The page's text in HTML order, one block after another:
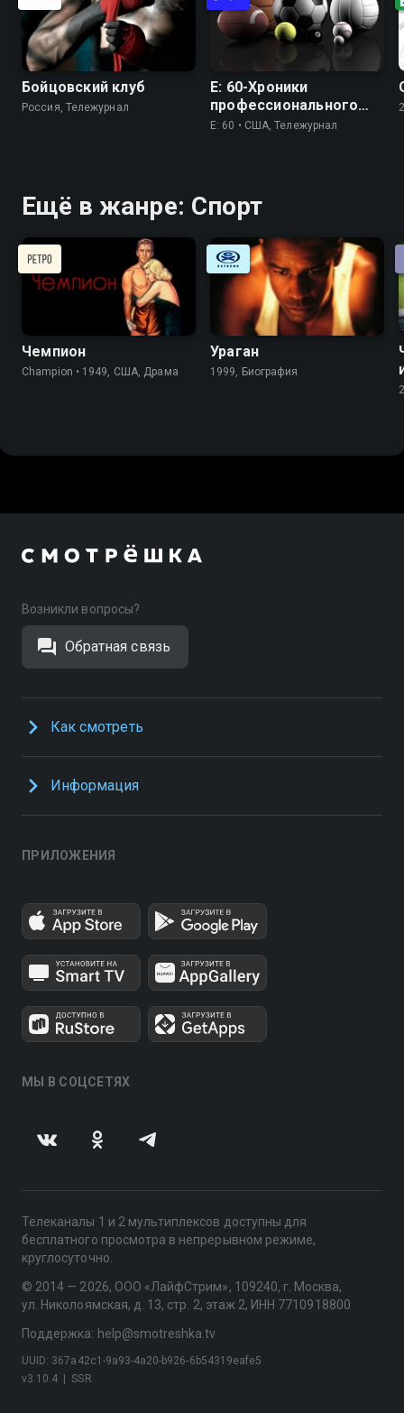
Бойцовский клуб
Россия, Тележурнал
Е: 60-Хроники
профессионального
спорта
E: 60 • США, Тележурнал
Ещё в жанре: Спорт
Чемпион
Champion • 1949, США, Драма
Ураган
1999, Биография
Возникли вопросы?
Обратная связь
Как смотреть
Информация
ПРИЛОЖЕНИЯ
МЫ В СОЦСЕТЯХ
Телеканалы 1 и 2 мультиплексов доступны для
бесплатного просмотра в непрерывном режиме,
круглосуточно.
© 2014 — 2026, ООО «ЛайфСтрим», 109240, г. Москва,
ул. Николоямская, д. 13, стр. 2, этаж 2, ИНН 7710918800
Поддержка: help@smotreshka.tv
v3.10.4 SSR
UUID: 367a42c1-9a93-4a20-b926-6b54319eafe5